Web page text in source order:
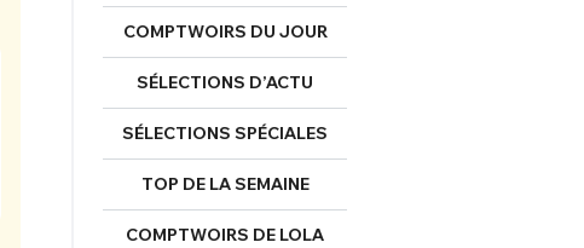
COMPTWOIRS DU JOUR
SÉLECTIONS D’ACTU
SÉLECTIONS SPÉCIALES
TOP DE LA SEMAINE
COMPTWOIRS DE LOLA
Mot de passe perdu ?
Un Thread
C'EST PARTI